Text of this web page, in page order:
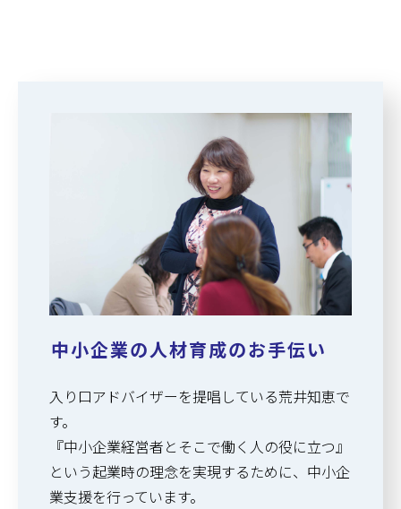
中小企業の人材育成のお手伝い
入り口アドバイザーを提唱している荒井知恵で
す。
『中小企業経営者とそこで働く人の役に立つ』
という起業時の理念を実現するために、中小企
業支援を行っています。